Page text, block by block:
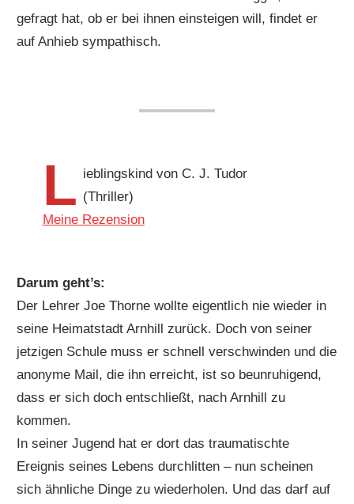
gefragt hat, ob er bei ihnen einsteigen will, findet er
auf Anhieb sympathisch.
L ieblingskind von C. J. Tudor
(Thriller)
Meine Rezension
Darum geht’s:
Der Lehrer Joe Thorne wollte eigentlich nie wieder in
seine Heimatstadt Arnhill zurück. Doch von seiner
jetzigen Schule muss er schnell verschwinden und die
anonyme Mail, die ihn erreicht, ist so beunruhigend,
dass er sich doch entschließt, nach Arnhill zu
kommen.
In seiner Jugend hat er dort das traumatischte
Ereignis seines Lebens durchlitten – nun scheinen
sich ähnliche Dinge zu wiederholen. Und das darf auf